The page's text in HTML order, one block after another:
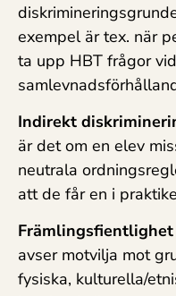
exempel är tex. när
ta upp HBT frågor
Indirekt
är det om en elev
neutrala
att de får en i
Främlingsfientlighet
avser motvilja mot
fysiska, kulturella/